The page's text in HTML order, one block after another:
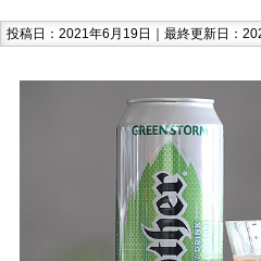
投稿日：2021年6月19日｜最終更新日：